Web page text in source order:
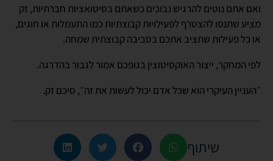
ואם אתם נוטים להרגיש נבוכים כשאתם בסיטואציות חברתיות, זק
מציע שתנסו להצטרף לפעילויות קבוצתיות כמו התעמלות או חוגים,
או כל פעילות שתציב אתכם בסביבה קבוצתית שמחה.
לפי המחקר, ייצור האוקסיטוצין בגופכם אמור לגבור בהדרגה.
״העניין העיקרי הוא שכל אדם יכול לעשות את זה״, סיכם זק.
שיתוף